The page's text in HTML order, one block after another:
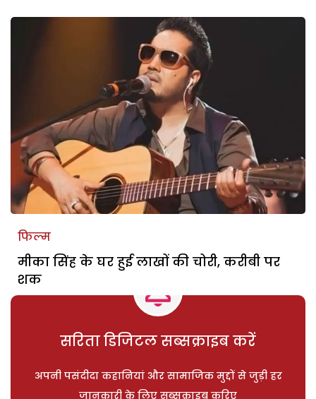
फिल्म
मीका सिंह के घर हुई लाखों की चोरी, करीबी पर
शक
सरिता डिजिटल सब्सक्राइब करें
अपनी पसंदीदा कहानियां और सामाजिक मुद्दों से जुड़ी हर
जानकारी के लिए सब्सक्राइब करिए